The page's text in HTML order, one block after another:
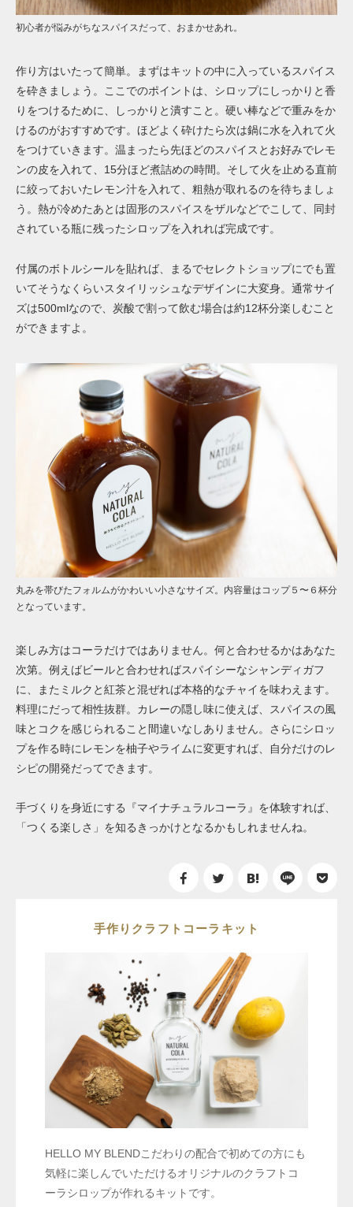
初心者が悩みがちなスパイスだって、おまかせあれ。
作り方はいたって簡単。まずはキットの中に入っているスパイス
を砕きましょう。ここでのポイントは、シロップにしっかりと香
りをつけるために、しっかりと潰すこと。硬い棒などで重みをか
けるのがおすすめです。ほどよく砕けたら次は鍋に水を入れて火
をつけていきます。温まったら先ほどのスパイスとお好みでレモ
ンの皮を入れて、 15分ほど煮詰めの時間。そして火を止める直前
に絞っておいたレモン汁を入れて、粗熱が取れるのを待ちましょ
う。熱が冷めたあとは固形のスパイスをザルなどでこして、同封
されている瓶に残ったシロップを入れれば完成です。
付属のボトルシールを貼れば、まるでセレクトショップにでも置
いてそうなくらいスタイリッシュなデザインに大変身。通常サイ
ズは500mlなので、炭酸で割って飲む場合は約12杯分楽しむこと
ができますよ。
丸みを帯びたフォルムがかわいい小さなサイズ。内容量はコップ５〜６杯分
となっています。
楽しみ方はコーラだけではありません。何と合わせるかはあなた
次第。例えばビールと合わせればスパイシーなシャンディガフ
に、またミルクと紅茶と混ぜれば本格的なチャイを味わえます。
料理にだって相性抜群。カレーの隠し味に使えば、スパイスの風
味とコクを感じられること間違いなしありません。さらにシロッ
プを作る時にレモンを柚子やライムに変更すれば、自分だけのレ
シピの開発だってできます。
手づくりを身近にする『マイナチュラルコーラ』を体験すれば、
「つくる楽しさ」を知るきっかけとなるかもしれませんね。
手作りクラフトコーラキット
HELLO MY BLENDこだわりの配合で初めての方にも
気軽に楽しんでいただけるオリジナルのクラフトコ
ーラシロップが作れるキットです。